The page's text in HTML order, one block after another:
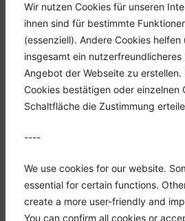
Wir nutzen Cookies für unseren
ihnen sind für bestimmte
(essenziell). Andere Cookies helfen
insgesamt ein
Angebot der Webseite zu erstellen.
Cookies bestätigen oder einzelnen
Schaltfläche die Zustimmung
----
We use cookies for our website.
essential for certain functions.
create a more user-friendly and
You can confirm all cookies or
Mail: info@hgh-
Startseite
Unternehmen
Karriere
Downloads
Datenschutz